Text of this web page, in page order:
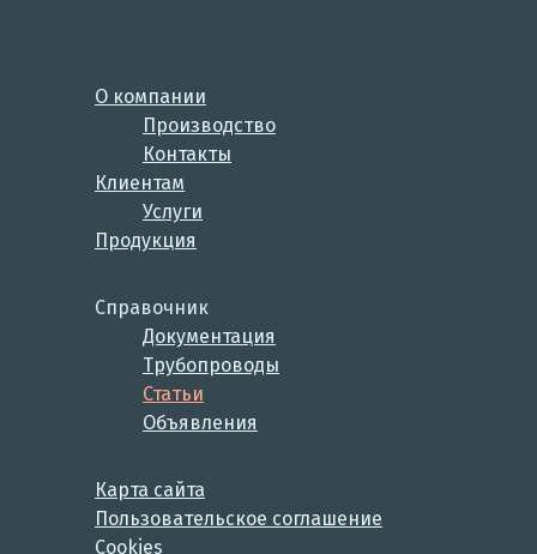
О компании
Производство
Контакты
Клиентам
Услуги
Продукция
Справочник
Документация
Трубопроводы
Статьи
Объявления
Карта сайта
Пользовательское соглашение
Cookies